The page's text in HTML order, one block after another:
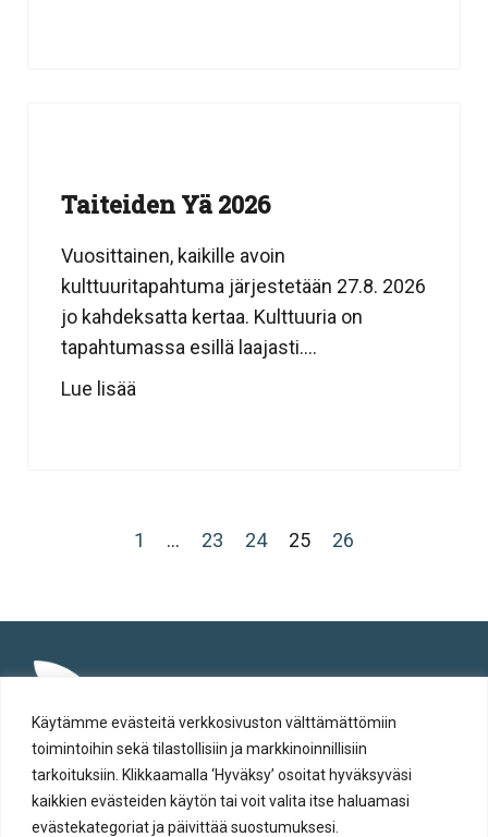
Käytämme evästeitä verkkosivuston välttämättömiin
toimintoihin sekä tilastollisiin ja markkinoinnillisiin
tarkoituksiin. Klikkaamalla ‘Hyväksy’ osoitat hyväksyväsi
kaikkien evästeiden käytön tai voit valita itse haluamasi
evästekategoriat ja päivittää suostumuksesi.
Taiteiden Yä 2026
Vuosittainen, kaikille avoin
kulttuuritapahtuma järjestetään 27.8. 2026
jo kahdeksatta kertaa. Kulttuuria on
tapahtumassa esillä laajasti....
Lue lisää
1 … 23 24 25 26